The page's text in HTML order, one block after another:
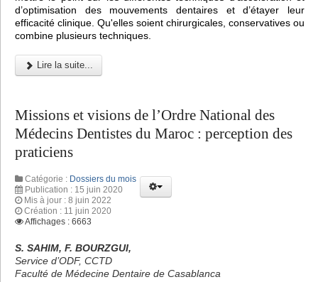
d’optimisation des mouvements dentaires et d’étayer leur
efficacité clinique. Qu'elles soient chirurgicales, conservatives ou
combine plusieurs techniques.
Lire la suite...
Missions et visions de l’Ordre National des
Médecins Dentistes du Maroc : perception des
praticiens
Catégorie : Dossiers du mois
Publication : 15 juin 2020
Mis à jour : 8 juin 2022
Création : 11 juin 2020
Affichages : 6663
S. SAHIM, F. BOURZGUI,
Service d’ODF, CCTD
Faculté de Médecine Dentaire de Casablanca